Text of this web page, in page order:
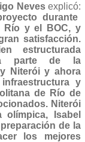
Nevesexplicó:
durante
Río y el BOC, y
satisfacción.
estructurada
parte de la
Niterói y ahora
y
de Río de
Niterói
Isabel
de la
los mejores